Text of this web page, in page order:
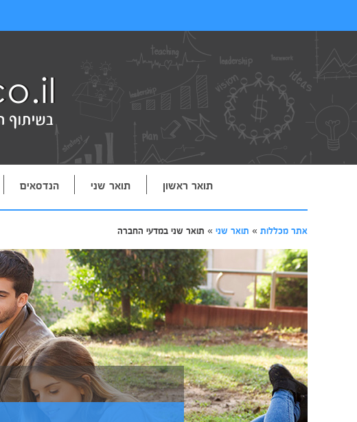
תואר ראשון תואר שני הנדסאים
אתר מכללות » תואר שני » תואר שני במדעי החברה